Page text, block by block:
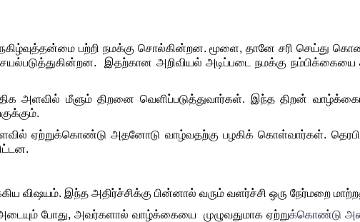
பற்றி நமக்கு சொல்கின்றன. மூளை, தானே சரி செய்து
இதற்கான அறிவியல் அடிப்படை நமக்கு நம்பிக்கையை
அதிக அளவில் மீளும் திறனை வெளிப்படுத்துவார்கள். இந்த திறன்
ஏற்றுக்கொண்டு அதனோடு வாழ்வதற்கு பழகிக் கொள்வார்கள். தெரபி
விஷயம். இந்த அதிர்ச்சிக்கு பின்னால் வரும் வளர்ச்சி ஒரு நேர்மறை
போது, அவர்களால் வாழ்க்கையை  முழுவதுமாக ஏற்றுக்கொண்டு அதை